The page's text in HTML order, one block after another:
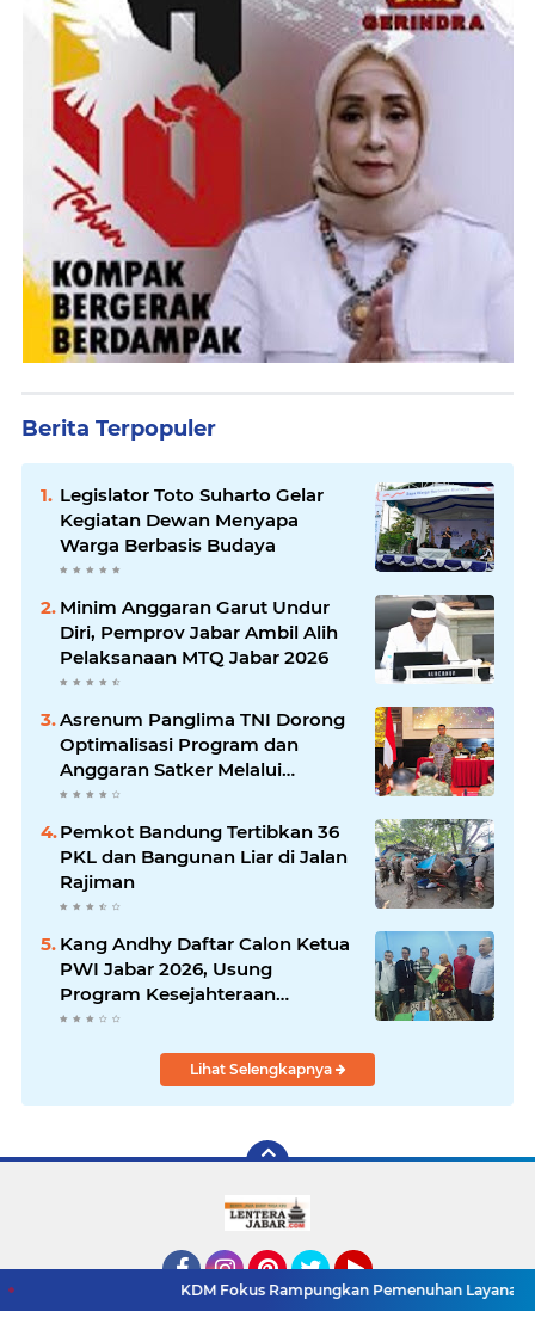
Berita Terpopuler
Legislator Toto Suharto Gelar
Kegiatan Dewan Menyapa
Warga Berbasis Budaya
Minim Anggaran Garut Undur
Diri, Pemprov Jabar Ambil Alih
Pelaksanaan MTQ Jabar 2026
Asrenum Panglima TNI Dorong
Optimalisasi Program dan
Anggaran Satker Melalui
Evaluasi Kinerja
Pemkot Bandung Tertibkan 36
PKL dan Bangunan Liar di Jalan
Rajiman
Kang Andhy Daftar Calon Ketua
PWI Jabar 2026, Usung
Program Kesejahteraan
Wartawan hingga Peluang Kerja
Lihat Selengkapnya
Facebook
Instagram
PinterestTwitterYouTube
KDM Fokus Rampungkan Pemenuhan Layanan Dasar dan